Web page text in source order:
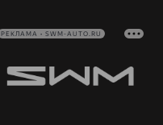
РЕКЛАМА • SWM-AUTO.RU